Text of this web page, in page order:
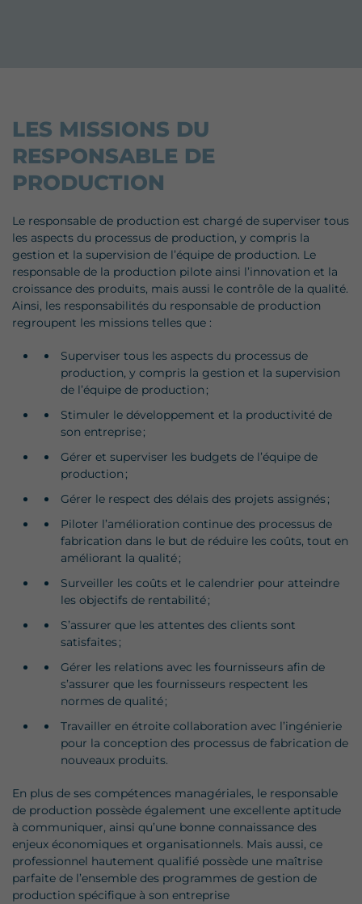
LES MISSIONS DU
RESPONSABLE DE
PRODUCTION
Le responsable de production est chargé de superviser tous
les aspects du processus de production, y compris la
gestion et la supervision de l’équipe de production. Le
responsable de la production pilote ainsi l’innovation et la
croissance des produits, mais aussi le contrôle de la qualité.
Ainsi, les responsabilités du responsable de production
regroupent les missions telles que :
Superviser tous les aspects du processus de
production, y compris la gestion et la supervision
de l’équipe de production ;
Stimuler le développement et la productivité de
son entreprise ;
Gérer et superviser les budgets de l’équipe de
production ;
Gérer le respect des délais des projets assignés ;
Piloter l’amélioration continue des processus de
fabrication dans le but de réduire les coûts, tout en
améliorant la qualité ;
Surveiller les coûts et le calendrier pour atteindre
les objectifs de rentabilité ;
S’assurer que les attentes des clients sont
satisfaites ;
Gérer les relations avec les fournisseurs afin de
s’assurer que les fournisseurs respectent les
normes de qualité ;
Travailler en étroite collaboration avec l’ingénierie
pour la conception des processus de fabrication de
nouveaux produits.
En plus de ses compétences managériales, le responsable
de production possède également une excellente aptitude
à communiquer, ainsi qu’une bonne connaissance des
enjeux économiques et organisationnels. Mais aussi, ce
professionnel hautement qualifié possède une maîtrise
parfaite de l’ensemble des programmes de gestion de
production spécifique à son entreprise